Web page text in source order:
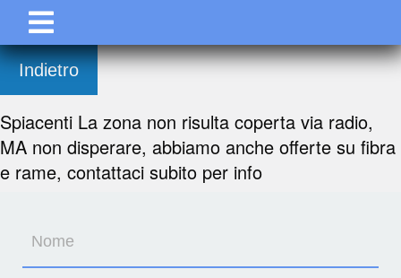
Indietro
Spiacenti La zona non risulta coperta via radio,
MA non disperare, abbiamo anche offerte su fibra
e rame, contattaci subito per info
Nome